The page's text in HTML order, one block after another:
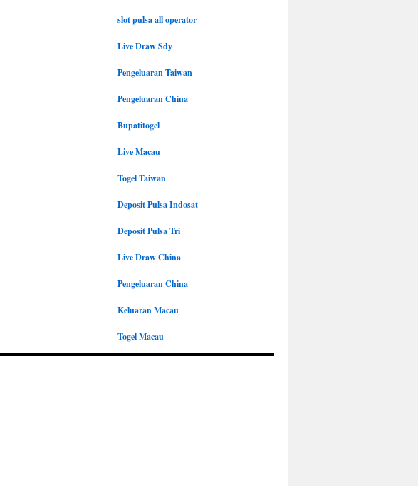
slot pulsa all operator
Live Draw Sdy
Pengeluaran Taiwan
Pengeluaran China
Bupatitogel
Live Macau
Togel Taiwan
Deposit Pulsa Indosat
Deposit Pulsa Tri
Live Draw China
Pengeluaran China
Keluaran Macau
Togel Macau